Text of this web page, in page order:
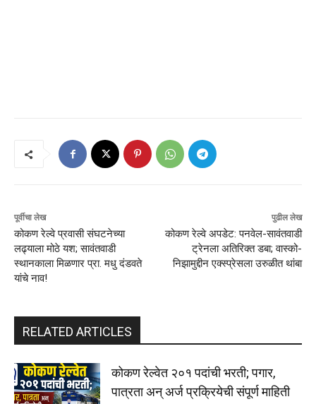
पूर्वीचा लेख
कोकण रेल्वे प्रवासी संघटनेच्या
लढ्याला मोठे यश; सावंतवाडी
स्थानकाला मिळणार प्रा. मधु दंडवते
यांचे नाव!
पुढील लेख
कोकण रेल्वे अपडेट: पनवेल-सावंतवाडी
ट्रेनला अतिरिक्त डबा; वास्को-
निझामुद्दीन एक्स्प्रेसला उरुळीत थांबा
RELATED ARTICLES
कोकण रेल्वेत २०१ पदांची भरती; पगार,
पात्रता अन् अर्ज प्रक्रियेची संपूर्ण माहिती